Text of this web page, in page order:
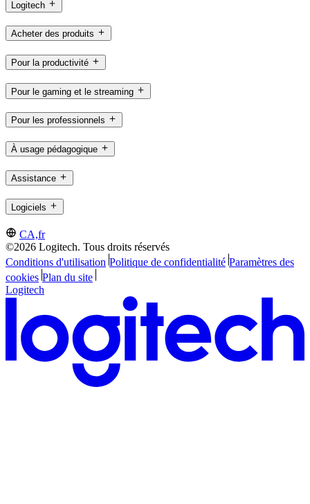
Logitech
Acheter des produits
Pour la productivité
Pour le gaming et le streaming
Pour les professionnels
À usage pédagogique
Assistance
Logiciels
CA,fr
©2026 Logitech. Tous droits réservés
Conditions d'utilisation Politique de confidentialité Paramètres des
cookies Plan du site
Logitech